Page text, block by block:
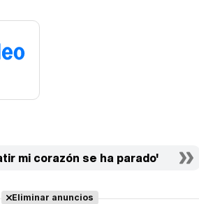
mi corazón se ha parado'
Eliminar anuncios